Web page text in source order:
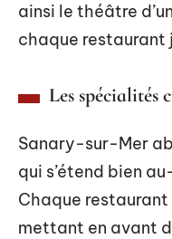
ainsi le théâtre
chaque
Les spécialités
Sanary-sur-Mer
qui s’étend bien
Chaque
mettant en avant